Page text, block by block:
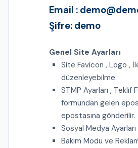
Email :
Şifre: demo
Genel Site Ayarları
Site Favicon , Logo ,
düzenleyebilme.
STMP Ayarları , Teklif
formundan gelen
epostasına gönderilir.
Sosyal Medya
Bakım Modu ve